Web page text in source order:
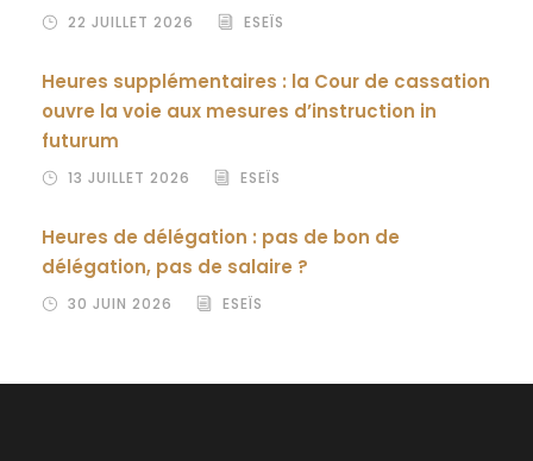
22 JUILLET 2026 ESEÏS
Heures supplémentaires : la Cour de cassation
ouvre la voie aux mesures d’instruction in
futurum
13 JUILLET 2026 ESEÏS
Heures de délégation : pas de bon de
délégation, pas de salaire ?
30 JUIN 2026 ESEÏS